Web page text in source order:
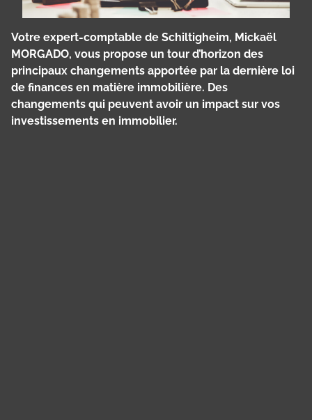
Votre expert-comptable de Schiltigheim, Mickaël
MORGADO, vous propose un tour d’horizon des
principaux changements apportée par la dernière loi
de finances en matière immobilière. Des
changements qui peuvent avoir un impact sur vos
investissements en immobilier.